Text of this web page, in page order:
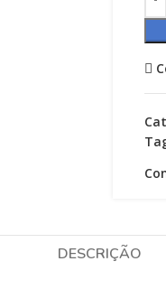
DESCRIÇÃO